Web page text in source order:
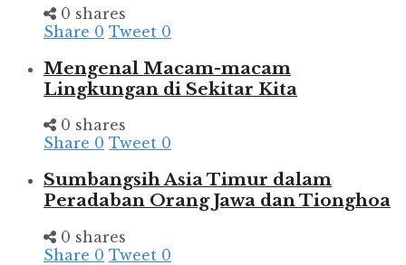
0 shares
Share 0 Tweet 0
Mengenal Macam-macam
Lingkungan di Sekitar Kita
0 shares
Share 0 Tweet 0
Sumbangsih Asia Timur dalam
Peradaban Orang Jawa dan Tionghoa
0 shares
Share 0 Tweet 0